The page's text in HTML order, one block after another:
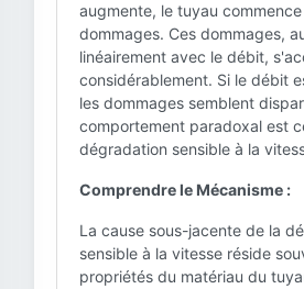
augmente, le tuyau
dommages. Ces dommages,
linéairement avec le débit,
considérablement. Si le débit
les dommages semblent
comportement paradoxal est
dégradation sensible à la
Comprendre le Mécanisme :
La cause sous-jacente de la
sensible à la vitesse réside
propriétés du matériau du